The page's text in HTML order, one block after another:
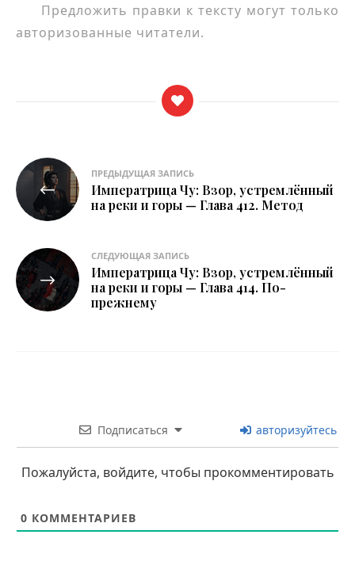
Предложить правки к тексту могут только
авторизованные читатели.
Навигация
по
записям
ПРЕДЫДУЩАЯ ЗАПИСЬ
Императрица Чу: Взор, устремлённый
на реки и горы — Глава 412. Метод
СЛЕДУЮЩАЯ ЗАПИСЬ
Императрица Чу: Взор, устремлённый
на реки и горы — Глава 414. По-
прежнему
Подписаться авторизуйтесь
Пожалуйста, войдите, чтобы прокомментировать
0 КОММЕНТАРИЕВ